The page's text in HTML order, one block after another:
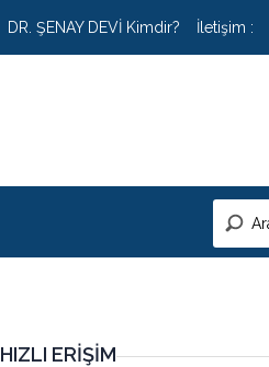
DR. ŞENAY DEVİ Kimdir? İletişim :
HIZLI ERIŞIM